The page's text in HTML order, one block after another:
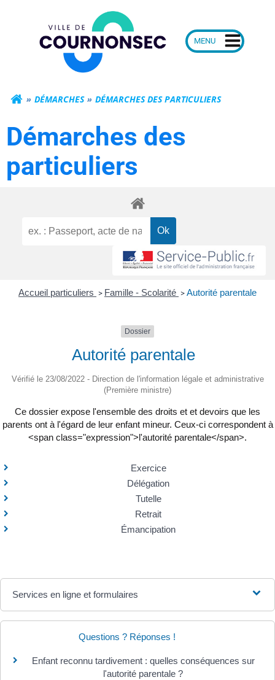
Mairie de
DÉMARCHES DÉMARCHES DES PARTICULIERS
Démarches des
particuliers
Accueil particuliers > Famille - Scolarité > Autorité parentale
Dossier
Autorité parentale
Vérifié le 23/08/2022 - Direction de l'information légale et administrative
(Première ministre)
Ce dossier expose l'ensemble des droits et et devoirs que les
parents ont à l'égard de leur enfant mineur. Ceux-ci correspondent à
<span class="expression">l'autorité parentale</span>.
Exercice
Délégation
Tutelle
Retrait
Émancipation
Services en ligne et formulaires
Questions ? Réponses !
Enfant reconnu tardivement : quelles conséquences sur
l'autorité parentale ?